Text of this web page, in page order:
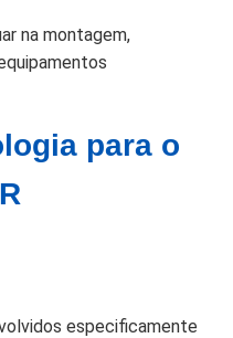
na montagem,
para o
especificamente